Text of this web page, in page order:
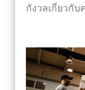
กังวลเกี่ยวกั